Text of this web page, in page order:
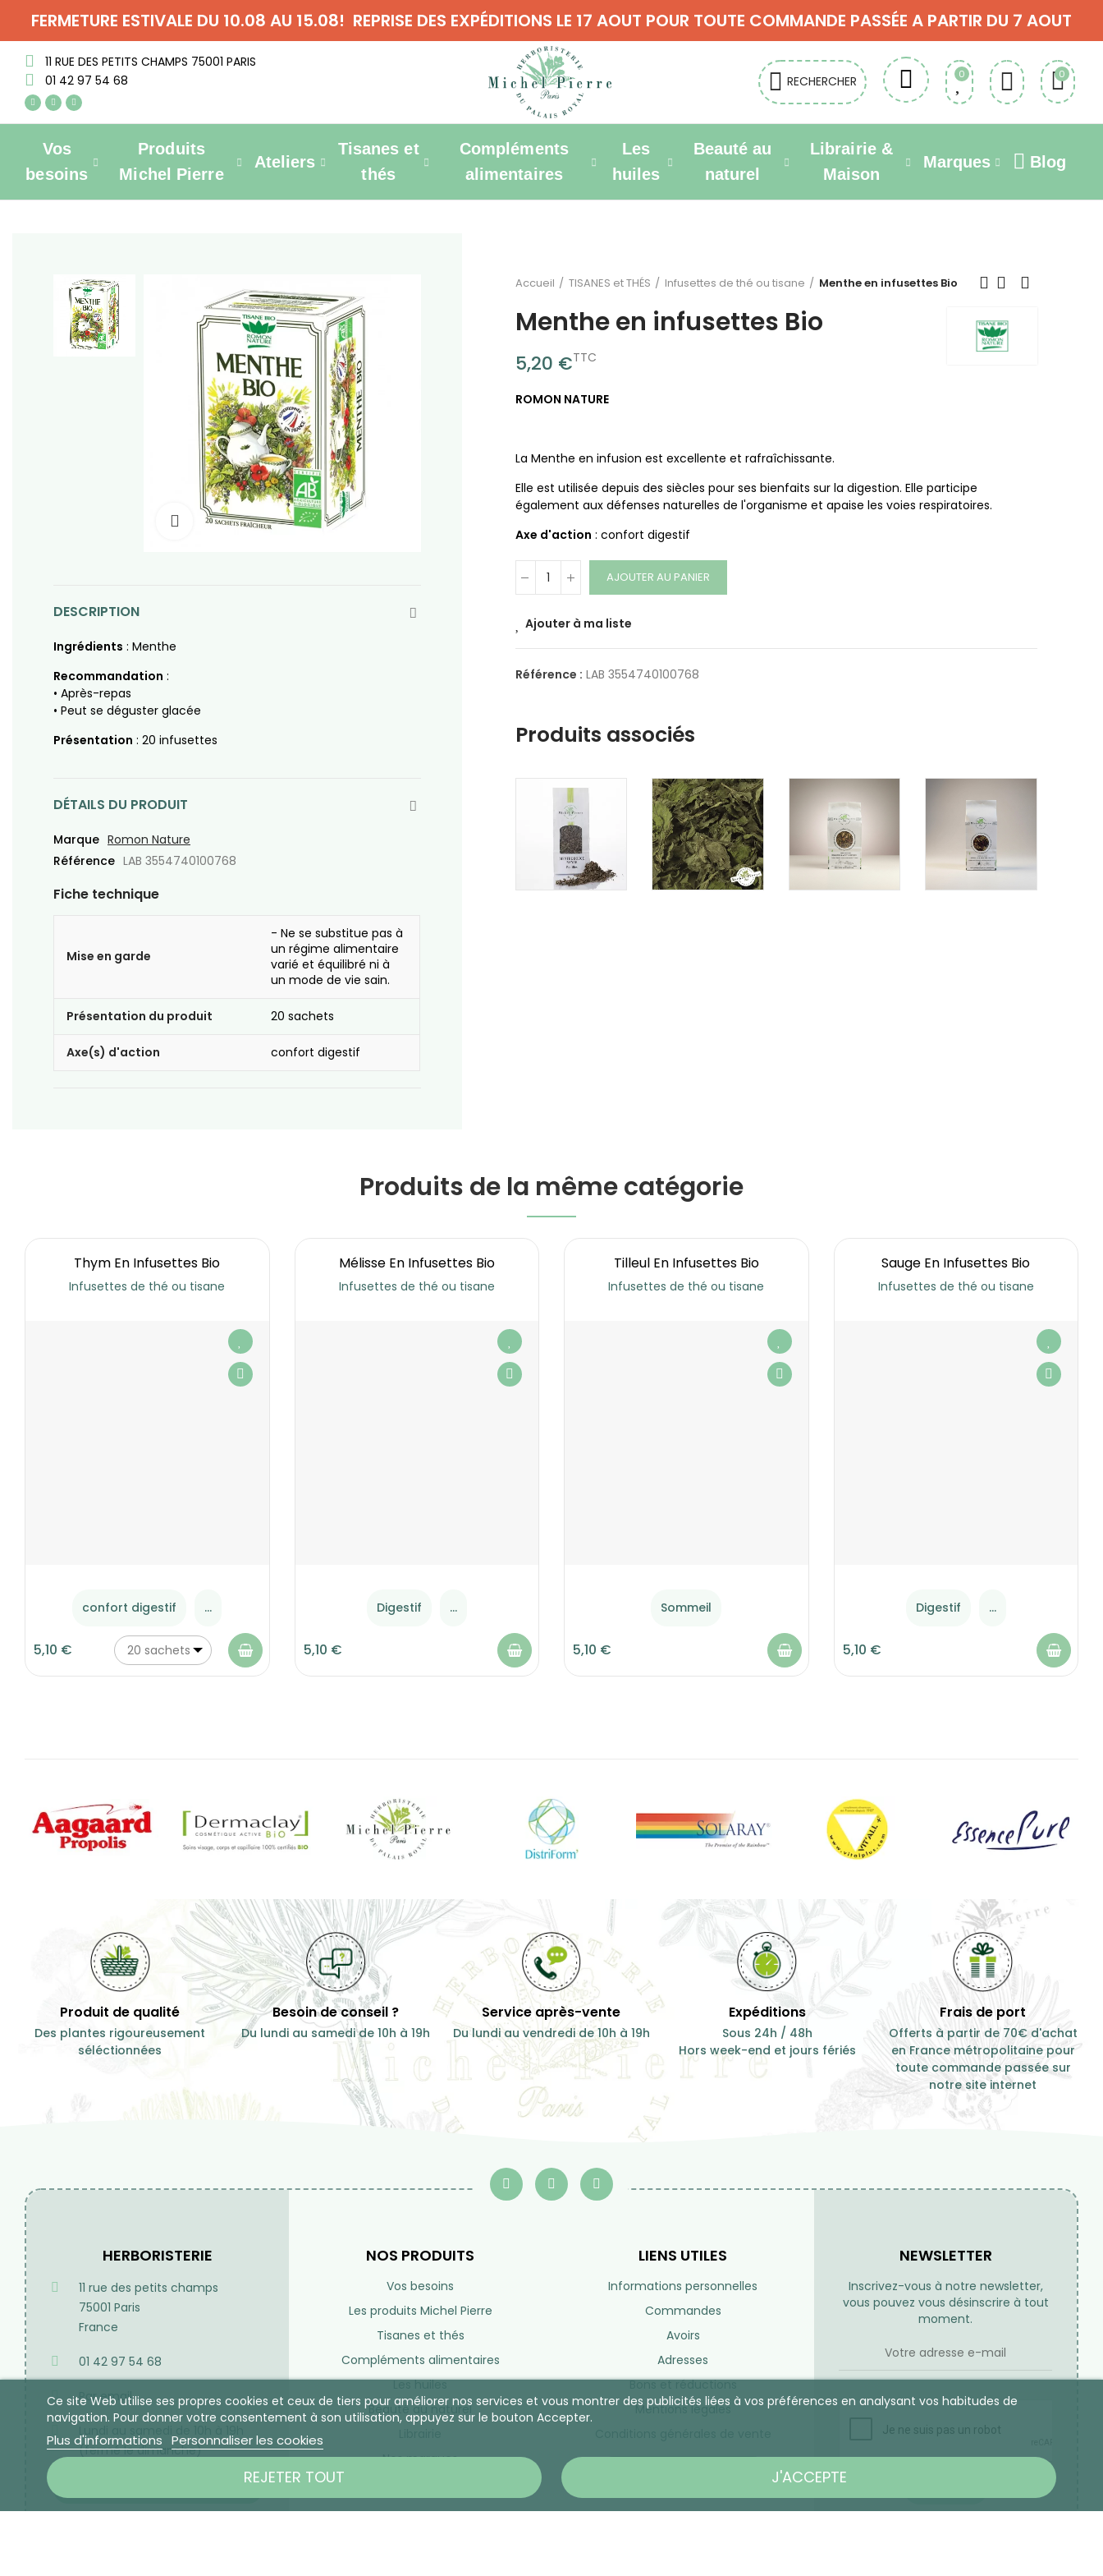
FERMETURE ESTIVALE DU 10.08 AU 15.08! REPRISE DES EXPÉDITIONS LE 17 AOUT POUR TOUTE COMMANDE PASSÉE A PARTIR DU 7 AOUT
11 RUE DES PETITS CHAMPS 75001 PARIS
01 42 97 54 68
RECHERCHER 0 0
Vos
besoins
Produits
Michel Pierre
Ateliers
Tisanes et
thés
Compléments
alimentaires
Les
huiles
Beauté au
naturel
Librairie &
Maison
Marques Blog
Click to enlarge
DESCRIPTION
Ingrédients : Menthe
Recommandation :
• Après-repas
• Peut se déguster glacée
Présentation : 20 infusettes
DÉTAILS DU PRODUIT
Marque Romon Nature
Référence LAB 3554740100768
Fiche technique
Mise en garde
- Ne se substitue pas à
un régime alimentaire
varié et équilibré ni à
un mode de vie sain.
Présentation du produit 20 sachets
Axe(s) d'action confort digestif
Accueil TISANES et THÉS Infusettes de thé ou tisane Menthe en infusettes Bio
Menthe en infusettes Bio
5,20 €TTC
ROMON NATURE
La Menthe en infusion est excellente et rafraîchissante.
Elle est utilisée depuis des siècles pour ses bienfaits sur la digestion. Elle participe
également aux défenses naturelles de l'organisme et apaise les voies respiratoires.
Axe d'action : confort digestif
AJOUTER AU PANIER
Ajouter à ma liste
Référence : LAB 3554740100768
Produits associés
Produits de la même catégorie
Thym En Infusettes Bio
Infusettes de thé ou tisane
confort digestif ...
5,10 € 20 sachets
Mélisse En Infusettes Bio
Infusettes de thé ou tisane
Digestif ...
5,10 €
Tilleul En Infusettes Bio
Infusettes de thé ou tisane
Sommeil
5,10 €
Sauge En Infusettes Bio
Infusettes de thé ou tisane
Digestif ...
5,10 €
Ce site Web utilise ses propres cookies et ceux de tiers pour améliorer nos services et vous montrer des publicités liées à vos préférences en analysant vos habitudes de
navigation. Pour donner votre consentement à son utilisation, appuyez sur le bouton Accepter.
Plus d'informations Personnaliser les cookies
REJETER TOUT J'ACCEPTE
Produit de qualité
Des plantes rigoureusement
séléctionnées
Besoin de conseil ?
Du lundi au samedi de 10h à 19h
Service après-vente
Du lundi au vendredi de 10h à 19h
Expéditions
Sous 24h / 48h
Hors week-end et jours fériés
Frais de port
Offerts à partir de 70€ d'achat
en France métropolitaine pour
toute commande passée sur
notre site internet
HERBORISTERIE
11 rue des petits champs
75001 Paris
France
01 42 97 54 68
Par email
Lundi au samedi de 10h à 19h
(fermé le dimanche)
DÉCOUVREZ NOTRE BLOG
NOS PRODUITS
Vos besoins
Les produits Michel Pierre
Tisanes et thés
Compléments alimentaires
Les huiles
Beauté au naturel
Nos marques
LIENS UTILES
Informations personnelles
Commandes
Avoirs
Adresses
Bons et réductions
Mentions légales
NEWSLETTER
Inscrivez-vous à notre newsletter,
vous pouvez vous désinscrire à tout
moment.